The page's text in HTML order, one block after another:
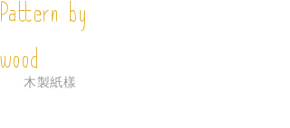
Pattern by
wood​木製紙樣